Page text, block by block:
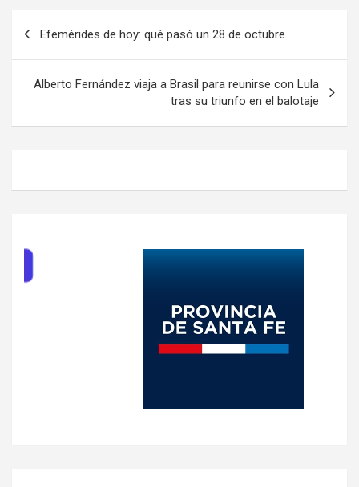
Efemérides de hoy: qué pasó un 28 de octubre
Alberto Fernández viaja a Brasil para reunirse con Lula
tras su triunfo en el balotaje